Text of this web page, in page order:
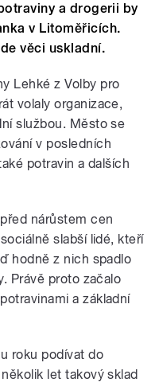
a drogerii by
v Litoměřicích.
věci uskladní.
Lehké z Volby pro
volaly organizace,
službou. Město se
v posledních
potravin a dalších
nárůstem cen
slabší lidé, kteří
hodně z nich spadlo
Právě proto začalo
a základní
roku podívat do
let takový sklad